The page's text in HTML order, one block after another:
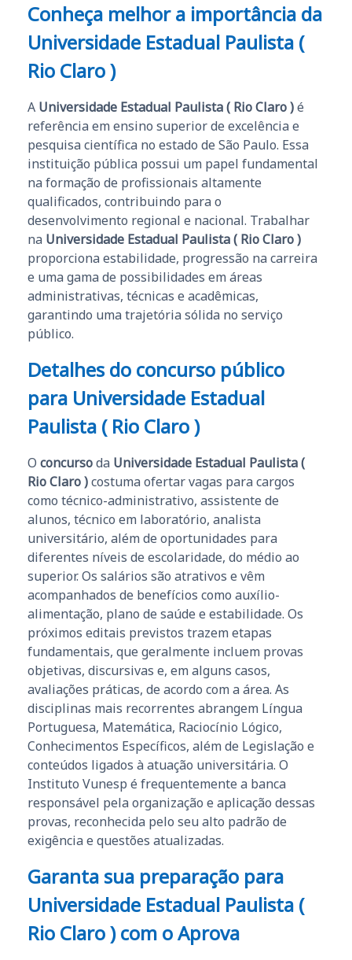
Conheça melhor a importância da
Universidade Estadual Paulista (
Rio Claro )
A Universidade Estadual Paulista ( Rio Claro )é
referência em ensino superior de excelência e
pesquisa científica no estado de São Paulo. Essa
instituição pública possui um papel fundamental
na formação de profissionais altamente
qualificados, contribuindo para o
desenvolvimento regional e nacional. Trabalhar
na Universidade Estadual Paulista ( Rio Claro )
proporciona estabilidade, progressão na carreira
e uma gama de possibilidades em áreas
administrativas, técnicas e acadêmicas,
garantindo uma trajetória sólida no serviço
público.
Detalhes do concurso público
para Universidade Estadual
Paulista ( Rio Claro )
O concursoda Universidade Estadual Paulista (
Rio Claro )costuma ofertar vagas para cargos
como técnico-administrativo, assistente de
alunos, técnico em laboratório, analista
universitário, além de oportunidades para
diferentes níveis de escolaridade, do médio ao
superior. Os salários são atrativos e vêm
acompanhados de benefícios como auxílio-
alimentação, plano de saúde e estabilidade. Os
próximos editais previstos trazem etapas
fundamentais, que geralmente incluem provas
objetivas, discursivas e, em alguns casos,
avaliações práticas, de acordo com a área. As
disciplinas mais recorrentes abrangem Língua
Portuguesa, Matemática, Raciocínio Lógico,
Conhecimentos Específicos, além de Legislação e
conteúdos ligados à atuação universitária. O
Instituto Vunesp é frequentemente a banca
responsável pela organização e aplicação dessas
provas, reconhecida pelo seu alto padrão de
exigência e questões atualizadas.
Garanta sua preparação para
Universidade Estadual Paulista (
Rio Claro ) com o Aprova